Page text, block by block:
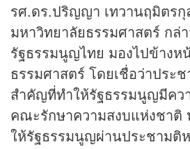
รศ.ดร.ปริญญา เทวานฤมิตรกุ
มหาวิทยาลัยธรรมศาสตร์ กล่
รัฐธรรมนูญไทย มองไปข้างห
ธรรมศาสตร์ โดยเชื่อว่าประ
สำคัญที่ทำให้รัฐธรรมนูญมีค
คณะรักษาความสงบแห่งชาติ
ให้รัฐธรรมนูญผ่านประชามติ